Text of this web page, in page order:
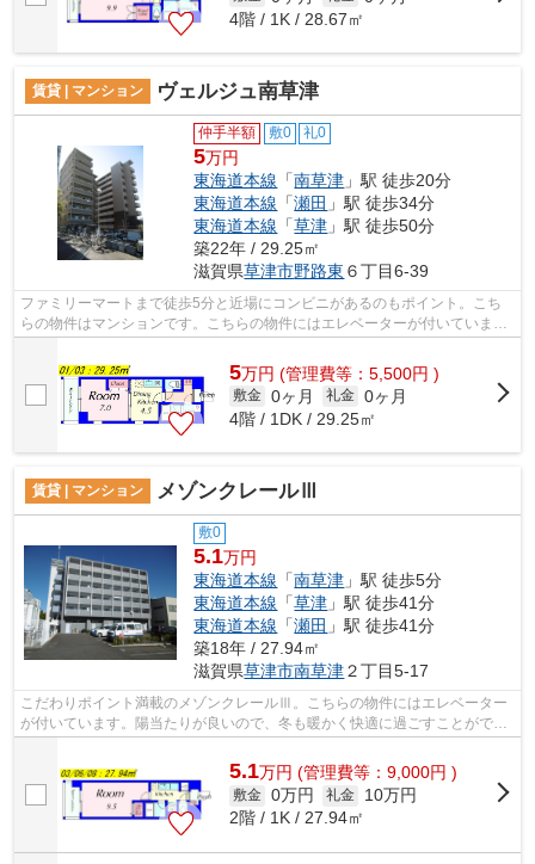
4階 / 1K / 28.67㎡
賃貸 | マンション ヴェルジュ南草津
仲手半額 敷0 礼0
5万円
東海道本線 「南草津 」駅 徒歩20分
東海道本線 「瀬田 」駅 徒歩34分
東海道本線 「草津 」駅 徒歩50分
築22年 / 29.25㎡
滋賀県草津市野路東 ６丁目6-39
ファミリーマートまで徒歩5分と近場にコンビニがあるのもポイント。こち
らの物件はマンションです。こちらの物件にはエレベーターが付いていま
5万円 (管理費等：5,500円 )
敷金 0ヶ月 礼金 0ヶ月
4階 / 1DK / 29.25㎡
賃貸 | マンション メゾンクレールⅢ
敷0
5.1万円
東海道本線 「南草津 」駅 徒歩5分
東海道本線 「草津 」駅 徒歩41分
東海道本線 「瀬田 」駅 徒歩41分
築18年 / 27.94㎡
滋賀県草津市南草津２丁目5-17
こだわりポイント満載のメゾンクレールⅢ。こちらの物件にはエレベーター
が付いています。陽当たりが良いので、冬も暖かく快適に過ごすことができ
ます。クレジットカードで初期費用がお...
5.1万円 (管理費等：9,000円 )
敷金 0万円 礼金
10万円
2階 / 1K / 27.94㎡